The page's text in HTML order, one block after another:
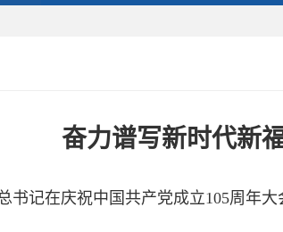
奋力谱写新时代新
记在庆祝中国共产党成立105周年大